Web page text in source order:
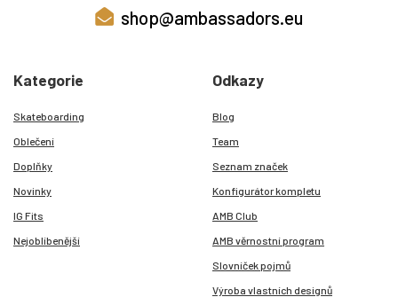
shop@ambassadors.eu
Kategorie
Skateboarding
Oblečení
Doplňky
Novinky
IG Fits
Nejoblíbenější
Odkazy
Blog
Team
Seznam značek
Konfigurátor kompletu
AMB Club
AMB věrnostní program
Slovníček pojmů
Výroba vlastních designů